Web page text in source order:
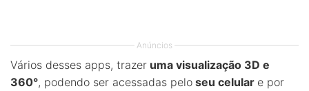
Anúncios
Vários desses apps, trazer uma visualização 3D e
360°, podendo ser acessadas pelo seu celular e por